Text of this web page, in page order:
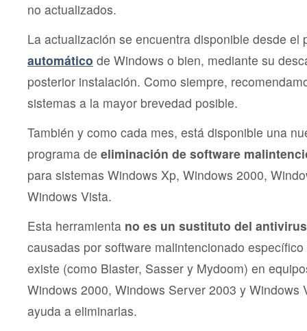
no actualizados.
La actualización se encuentra disponible desde el
automático de Windows o bien, mediante su
posterior instalación. Como siempre,
sistemas a la mayor brevedad posible.
También y como cada mes, está disponible una
programa de eliminación de software
para sistemas Windows Xp, Windows 2000,
Windows Vista.
Esta herramienta no es un sustituto del antivirus
causadas por software malintencionado
existe (como Blaster, Sasser y Mydoom) en
Windows 2000, Windows Server 2003 y Windows
ayuda a eliminarlas.